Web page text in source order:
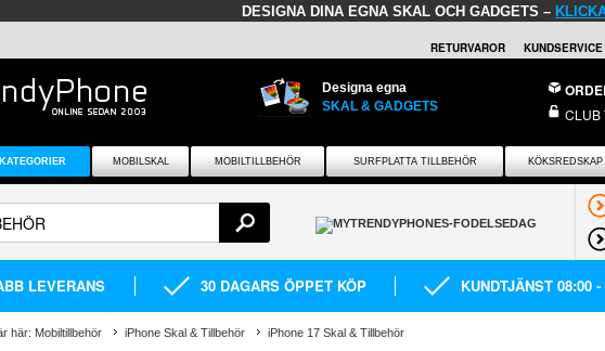
DESIGNA DINA EGNA SKAL OCH GADGETS –
RETURVAROR KUNDSERVICE
Designa egna
SKAL & GADGETS
CLUB
MOBILSKAL MOBILTILLBEHÖR SURFPLATTA TILLBEHÖR KÖKSREDSKAP
LEVERANS 30 DAGARS ÖPPET KÖP KUNDTJÄNST 08:00
här: Mobiltillbehör iPhone Skal & Tillbehör iPhone 17 Skal & Tillbehör